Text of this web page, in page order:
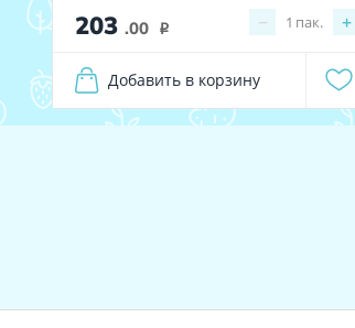
203 .00 i − +
1 пак.
Добавить в корзину